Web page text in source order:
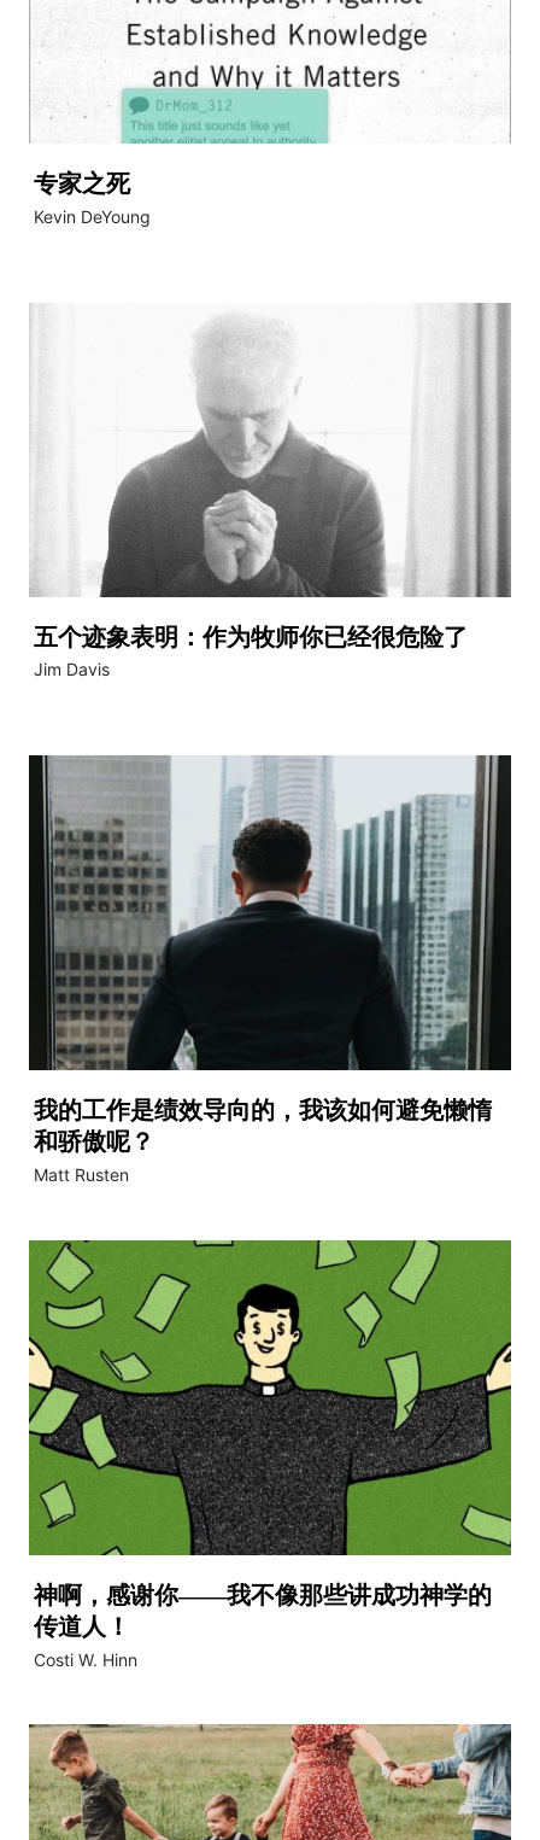
专家之死
Kevin DeYoung
五个迹象表明：作为牧师你已经很危险了
Jim Davis
我的工作是绩效导向的，我该如何避免懒惰
和骄傲呢？
Matt Rusten
神啊，感谢你——我不像那些讲成功神学的
传道人！
Costi W. Hinn